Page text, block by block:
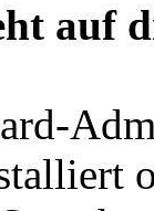
auf